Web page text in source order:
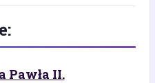
Pawła II.